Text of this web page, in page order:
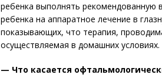
ребенка выполнять рекомендованную
ребенка на аппаратное лечение в
показывающих, что терапия,
осуществляемая в домашних условиях.
— Что касается